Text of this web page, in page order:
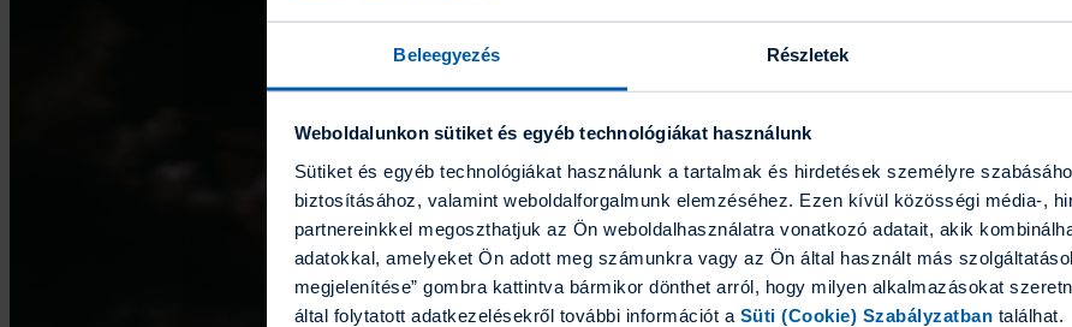
Beleegyezés Részletek
Weboldalunkon sütiket és egyéb technológiákat használunk
Sütiket és egyéb technológiákat használunk a tartalmak és hirdetések személyre
biztosításához, valamint weboldalforgalmunk elemzéséhez. Ezen kívül közösségi média-,
partnereinkkel megoszthatjuk az Ön weboldalhasználatra vonatkozó adatait, akik
adatokkal, amelyeket Ön adott meg számunkra vagy az Ön által használt más
megjelenítése” gombra kattintva bármikor dönthet arról, hogy milyen alkalmazásokat
által folytatott adatkezelésekről további információt a Süti (Cookie) Szabályzatban találhat.